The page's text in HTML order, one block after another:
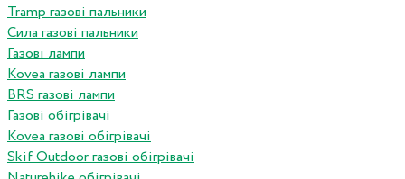
Tramp газові пальники
Сила газові пальники
Газові лампи
Kovea газові лампи
BRS газові лампи
Газові обігрівачі
Kovea газові обігрівачі
Skif Outdoor газові обігрівачі